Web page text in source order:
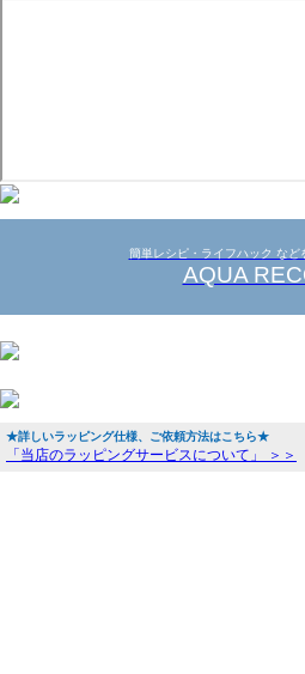
簡単レシピ・ライフハック など
AQUA
★詳しいラッピング仕様、ご依頼方法はこちら★
「当店のラッピングサービスについて」 ＞＞